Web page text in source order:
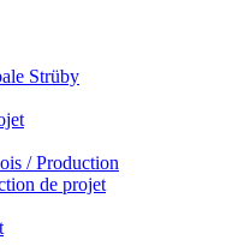
Strüby
/ Production
de projet